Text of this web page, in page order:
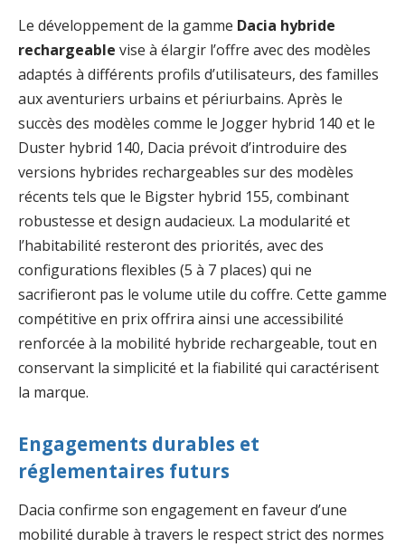
Le développement de la gamme Dacia hybride
rechargeable vise à élargir l’offre avec des modèles
adaptés à différents profils d’utilisateurs, des familles
aux aventuriers urbains et périurbains. Après le
succès des modèles comme le Jogger hybrid 140 et le
Duster hybrid 140, Dacia prévoit d’introduire des
versions hybrides rechargeables sur des modèles
récents tels que le Bigster hybrid 155, combinant
robustesse et design audacieux. La modularité et
l’habitabilité resteront des priorités, avec des
configurations flexibles (5 à 7 places) qui ne
sacrifieront pas le volume utile du coffre. Cette gamme
compétitive en prix offrira ainsi une accessibilité
renforcée à la mobilité hybride rechargeable, tout en
conservant la simplicité et la fiabilité qui caractérisent
la marque.
Engagements durables et
réglementaires futurs
Dacia confirme son engagement en faveur d’une
mobilité durable à travers le respect strict des normes